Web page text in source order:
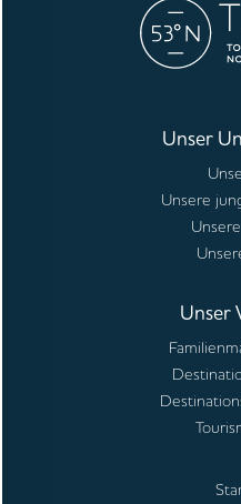
Unser
Unsere
Unser